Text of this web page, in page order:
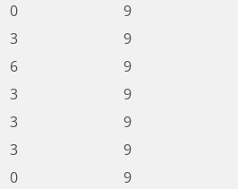
0
9
3
9
6
9
3
9
3
9
3
9
0
9